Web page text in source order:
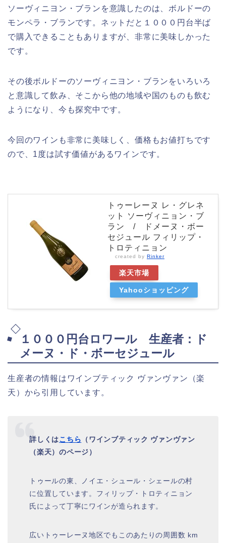
ソーヴィニヨン・ブランを意識したのは、ボルドーの
モンペラ・ブランです。ネットだと１０００円台半ば
で購入できることもありますが、非常に美味しかった
です。
その後ボルドーのソーヴィニヨン・ブランをいろいろ
と意識して飲み、そこから他の地域や国のものも飲む
ようになり、今も探究中です。
今回のワインも非常に美味しく、価格もお値打ちです
ので、1度は試す価値があるワインです。
トゥーレーヌ レ・グレネ
ット ソーヴィニョン・ブ
ラン / ドメーヌ・ボー
セジュール フィリップ・
トロティニョン
created by Rinker
楽天市場
Yahooショッピング
１０００円台ロワール 生産者：ド
メーヌ・ド・ボーセジュール
生産者の情報はワインブティック ヴァンヴァン（楽
天）から引用しています。
詳しくはこちら （ワインブティック ヴァンヴァン
（楽天）のページ）
トゥールの東、ノイエ・シュール・シェールの村
に位置しています。フィリップ・トロティニョン
氏によって丁寧にワインが造られます。
広いトゥーレーヌ地区でもこのあたりの周囲数 km